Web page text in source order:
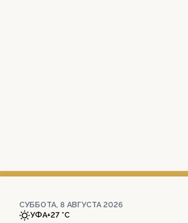
СУББОТА, 8 АВГУСТА 2026
УФА+27 °С